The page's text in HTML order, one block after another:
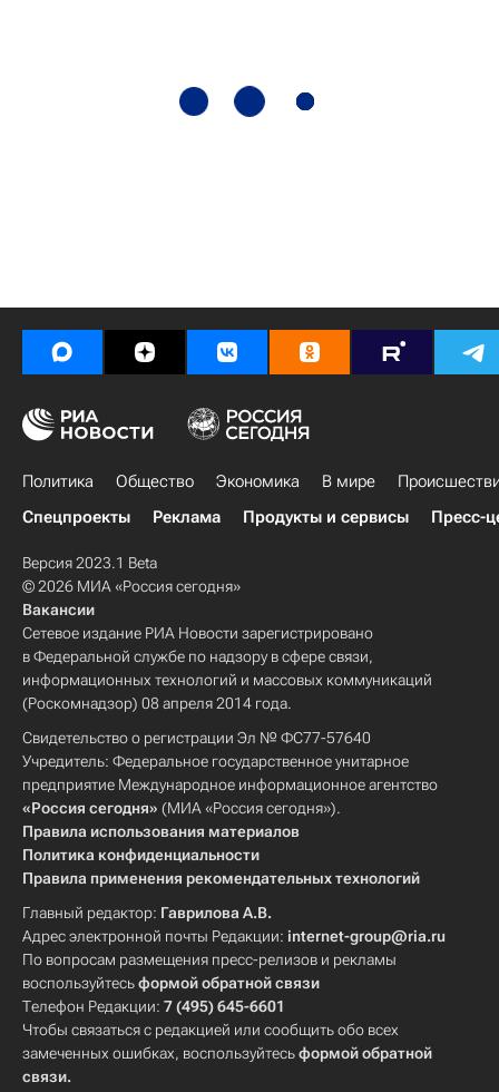
Политика Общество Экономика В мире
Спецпроекты
Реклама Продукты и сервисы Пресс-
Версия 2023.1 Beta
© 2026 МИА «Россия сегодня»
Вакансии
Сетевое издание РИА Новости зарегистрировано
в Федеральной службе по надзору в сфере связи,
информационных технологий и массовых коммуникаций
(Роскомнадзор) 08 апреля 2014 года.
Свидетельство о регистрации Эл № ФС77-57640
Учредитель: Федеральное государственное унитарное
предприятие Международное информационное агентство
«Россия сегодня» (МИА «Россия сегодня»).
Правила использования материалов
Политика конфиденциальности
Правила применения рекомендательных технологий
Главный редактор: Гаврилова А.В.
Адрес электронной почты Редакции: internet-group@ria.ru
По вопросам размещения пресс-релизов и рекламы
воспользуйтесьформой обратной связи
Телефон Редакции: 7 (495) 645-6601
Чтобы связаться с редакцией или сообщить обо всех
замеченных ошибках, воспользуйтесьформой обратной
связи.